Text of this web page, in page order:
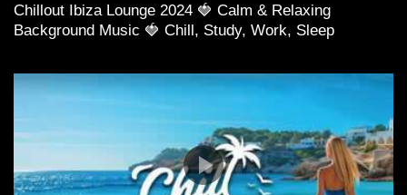
Chillout Ibiza Lounge 2024 🍓 Calm & Relaxing
Background Music 🍓 Chill, Study, Work, Sleep